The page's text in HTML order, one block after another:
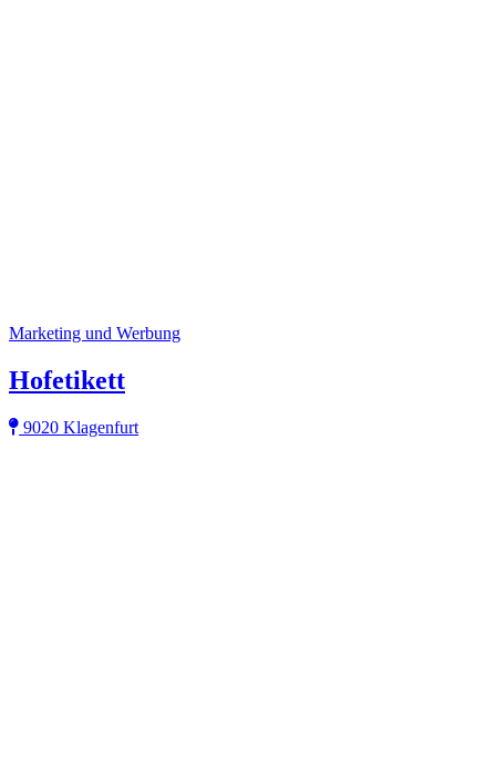
Marketing und Werbung
Hofetikett
9020 Klagenfurt